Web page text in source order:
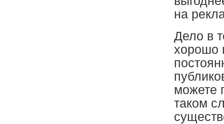
на
Дело в
хорошо
можете
таком